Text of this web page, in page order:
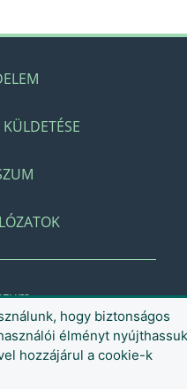
hogy biztonságos
élményt nyújthassuk
hozzájárul a cookie-k